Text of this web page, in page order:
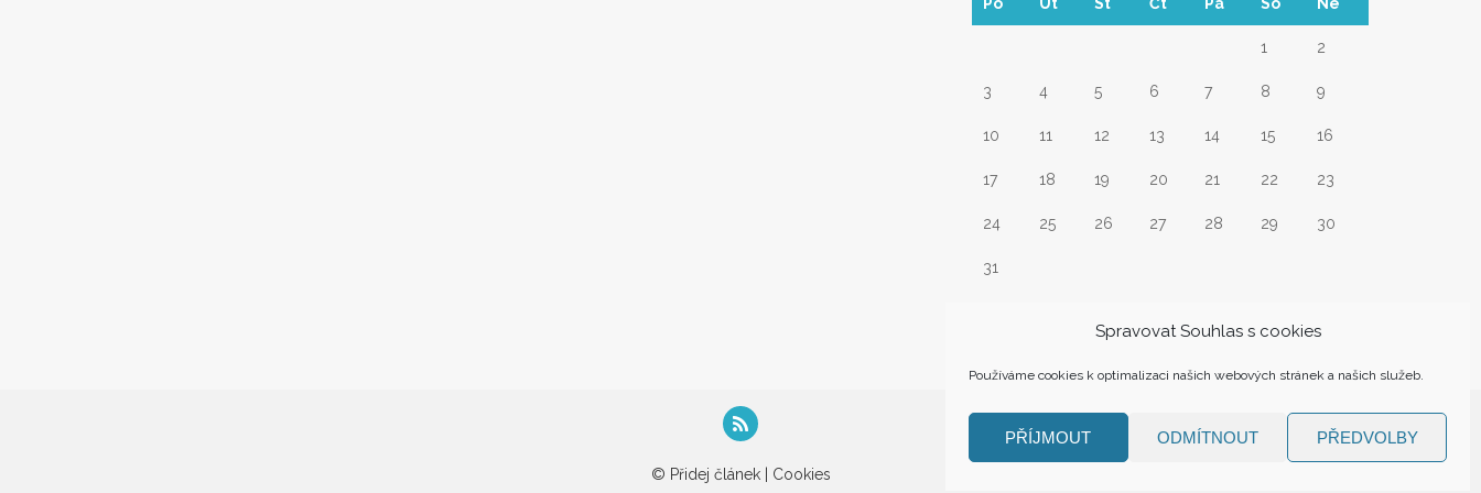
Spravovat Souhlas s cookies
Používáme cookies k optimalizaci našich webových stránek a našich služeb.
PŘÍJMOUT ODMÍTNOUT PŘEDVOLBY
1 2
3 4 5 6 7 8 9
10 11 12 13 14 15 16
17 18 19 20 21 22 23
24 25 26 27 28 29 30
31
© Přidej článek | Cookies